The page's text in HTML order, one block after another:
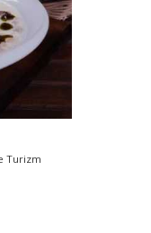
Turizm